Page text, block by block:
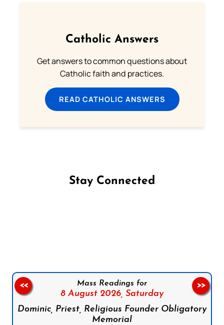
Catholic Answers
Get answers to common questions about
Catholic faith and practices.
READ CATHOLIC ANSWERS
Stay Connected
Mass Readings for
8 August 2026, Saturday
Dominic, Priest, Religious Founder Obligatory
Memorial
<< >>